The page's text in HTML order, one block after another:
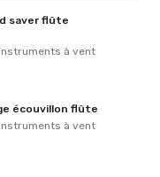
saver flûte
à vent
écouvillon flûte
à vent